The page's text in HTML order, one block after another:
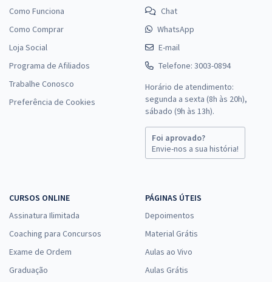
Como Funciona
Como Comprar
Loja Social
Programa de Afiliados
Trabalhe Conosco
Preferência de Cookies
Chat
WhatsApp
E-mail
Telefone: 3003-0894
Horário de atendimento:
segunda a sexta (8h às 20h),
sábado (9h às 13h).
Foi aprovado?
Envie-nos a sua história!
CURSOS ONLINE
Assinatura Ilimitada
Coaching para Concursos
Exame de Ordem
Graduação
PÁGINAS ÚTEIS
Depoimentos
Material Grátis
Aulas ao Vivo
Aulas Grátis